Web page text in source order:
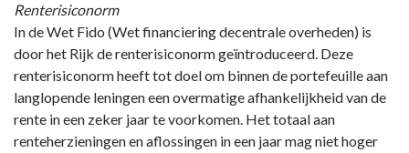
Renterisiconorm
In de Wet Fido (Wet financiering decentrale overheden) is
door het Rijk de renterisiconorm geïntroduceerd. Deze
renterisiconorm heeft tot doel om binnen de portefeuille aan
langlopende leningen een overmatige afhankelijkheid van de
rente in een zeker jaar te voorkomen. Het totaal aan
renteherzieningen en aflossingen in een jaar mag niet hoger